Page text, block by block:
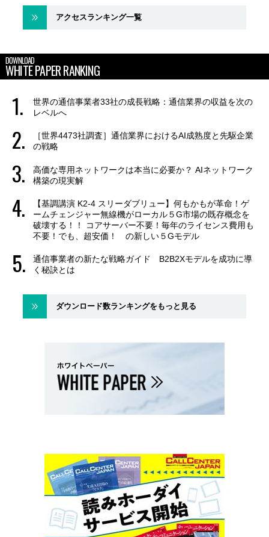
アクセスランキング一覧
DOWNLOAD
WHITE PAPER RANKING
世界の通信事業者33社の成長戦略：通信業界の収益を次の
レベルへ
［世界4473社調査］通信業界におけるAI成熟度と先駆企業
の戦略
高価な専用ネットワークは本当に必要か？ AIネットワーク
構築の現実解
【基調講演 K2-4 スリーダブリュー】何もかもが革命！ゲ
ームチェンジャー無線機がローカル５G市場の既存概念を
破壊する！！ コアサーバー不要！毎年のライセンス費用も
不要！でも、超安価！ の新しい５Gモデル
通信事業者の新たな戦略ガイド B2B2Xモデルを成功に導
く秘訣とは
ダウンロード数ランキングをもっと見る